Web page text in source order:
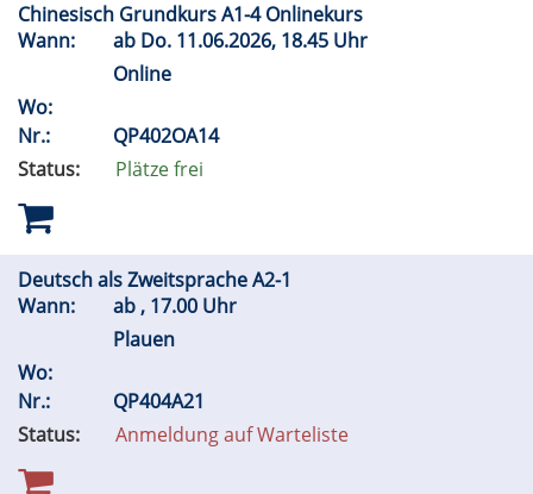
Chinesisch Grundkurs A1-4 Onlinekurs
Wann:
ab Do. 11.06.2026, 18.45 Uhr
Online
Wo:
Nr.:
QP402OA14
Status:
Plätze frei
Deutsch als Zweitsprache A2-1
Wann:
ab , 17.00 Uhr
Plauen
Wo:
Nr.:
QP404A21
Status:
Anmeldung auf Warteliste